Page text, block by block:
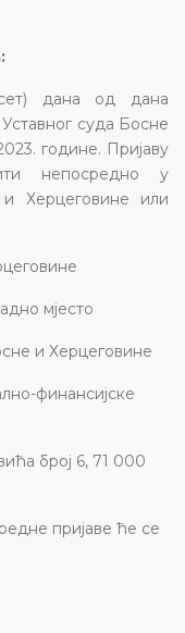
дана од дана
суда Босне
године. Пријаву
непосредно у
Херцеговине или
мјесто
и Херцеговине
финансијске
број 6, 71 000
пријаве ће се